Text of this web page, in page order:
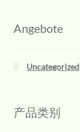
Angebote
Uncategorized
产品类别